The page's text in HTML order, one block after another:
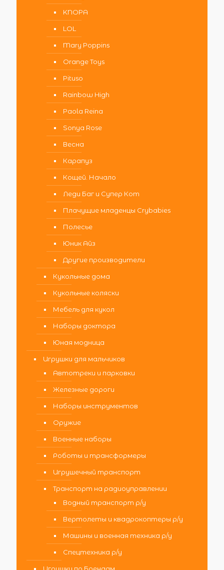
KNOPA
LOL
Mary Poppins
Orange Toys
Pituso
Rainbow High
Paola Reina
Sonya Rose
Весна
Карапуз
Кощей. Начало
Леди Баг и Супер Кот
Плачущие младенцы Crybabies
Полесье
Юник Айз
Другие производители
Кукольные дома
Кукольные коляски
Мебель для кукол
Наборы доктора
Юная модница
Игрушки для мальчиков
Автотреки и парковки
Железные дороги
Наборы инструментов
Оружие
Военные наборы
Роботы и трансформеры
Игрушечный транспорт
Транспорт на радиоуправлении
Водный транспорт р/у
Вертолеты и квадрокоптеры р/у
Машины и военная техника р/у
Спецтехника р/у